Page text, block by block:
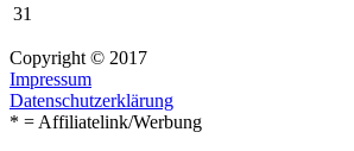
31
Copyright © 2017
Impressum
Datenschutzerklärung
* = Affiliatelink/Werbung